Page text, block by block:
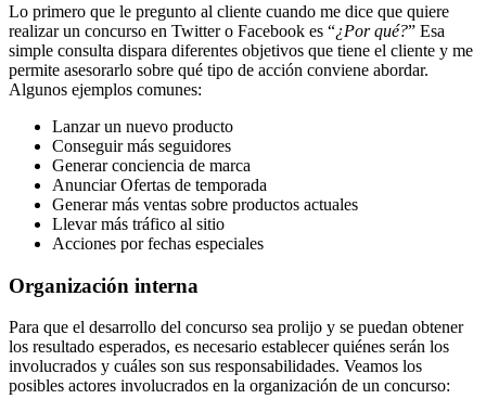
Lo primero que le pregunto al cliente cuando me dice que quiere
realizar un concurso en Twitter o Facebook es “¿Por qué?” Esa
simple consulta dispara diferentes objetivos que tiene el cliente y me
permite asesorarlo sobre qué tipo de acción conviene abordar.
Algunos ejemplos comunes:
Lanzar un nuevo producto
Conseguir más seguidores
Generar conciencia de marca
Anunciar Ofertas de temporada
Generar más ventas sobre productos actuales
Llevar más tráfico al sitio
Acciones por fechas especiales
Organización interna
Para que el desarrollo del concurso sea prolijo y se puedan obtener
los resultado esperados, es necesario establecer quiénes serán los
involucrados y cuáles son sus responsabilidades. Veamos los
posibles actores involucrados en la organización de un concurso: